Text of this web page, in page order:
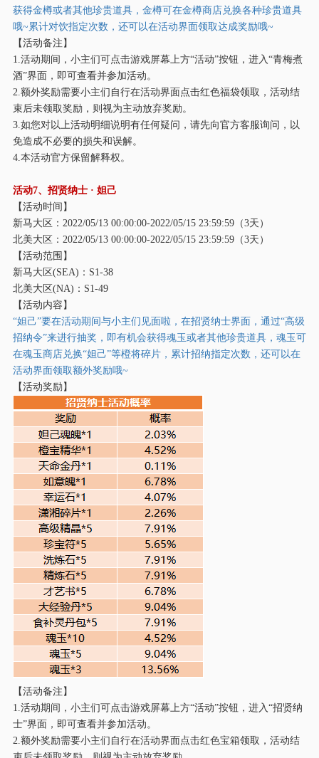
获得金樽或者其他珍贵道具，金樽可在金樽商店兑换各种珍贵道具
哦~累计对饮指定次数，还可以在活动界面领取达成奖励哦~
【活动备注】
1.活动期间，小主们可点击游戏屏幕上方“活动”按钮，进入“青梅煮
酒”界面，即可查看并参加活动。
2.额外奖励需要小主们自行在活动界面点击红色福袋领取，活动结
束后未领取奖励，则视为主动放弃奖励。
3.如您对以上活动明细说明有任何疑问，请先向官方客服询问，以
免造成不必要的损失和误解。
4.本活动官方保留解释权。
活动7、招贤纳士· 妲己
【活动时间】
新马大区： 2022/05/13 00:00:00-2022/05/15 23:59:59（3天）
北美大区： 2022/05/13 00:00:00-2022/05/15 23:59:59（3天）
【活动范围】
新马大区(SEA)：S1-38
北美大区(NA)：S1-49
【活动内容】
“妲己”要在活动期间与小主们见面啦，在招贤纳士界面，通过“高级
招纳令”来进行抽奖，即有机会获得魂玉或者其他珍贵道具，魂玉可
在魂玉商店兑换“妲己”等橙将碎片，累计招纳指定次数，还可以在
活动界面领取额外奖励哦~
【活动奖励】
【活动备注】
1.活动期间，小主们可点击游戏屏幕上方“活动”按钮，进入“招贤纳
士”界面，即可查看并参加活动。
2.额外奖励需要小主们自行在活动界面点击红色宝箱领取，活动结